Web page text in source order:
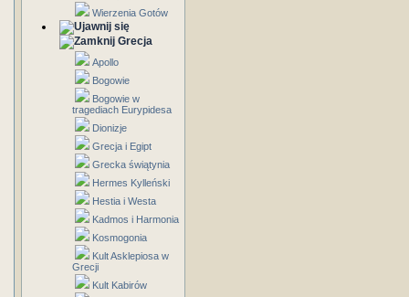
Wierzenia Gotów
Grecja
Apollo
Bogowie
Bogowie w
tragediach Eurypidesa
Dionizje
Grecja i Egipt
Grecka świątynia
Hermes Kylleński
Hestia i Westa
Kadmos i Harmonia
Kosmogonia
Kult Asklepiosa w
Grecji
Kult Kabirów